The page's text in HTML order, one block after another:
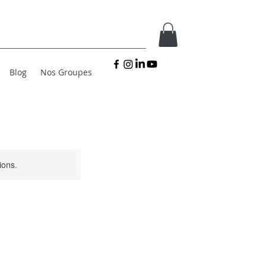
Blog Nos Groupes